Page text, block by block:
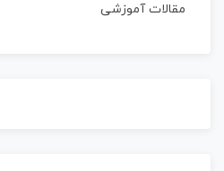
مقالات آموزشی